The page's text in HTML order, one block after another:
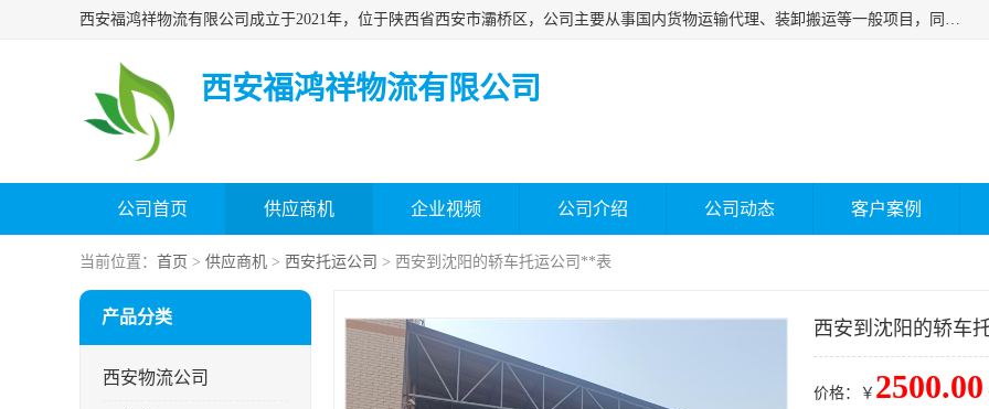
西安福鸿祥物流有限公司成立于2021年，位于陕西省西安市灞桥区，公司主要从事国内货物运输代理、装卸搬运等一般项目，同时具备道路货物运输（不含危险货物）的许可资质。凭借专业的物流服务和*的运输能力，公司致力于为客户提供安全、可靠的物流解决方案，满足多样化的运输需求，助力企业*运营。
西安福鸿祥物流有限公司
公司首页 供应商机 企业视频 公司介绍 公司动态 客户案例
当前位置： 首页 > 供应商机 > 西安托运公司 > 西安到沈阳的轿车托运公司**表
产品分类
西安物流公司
西安到沈阳的轿车
价格：￥ 2500.00